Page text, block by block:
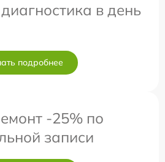
в день
подробнее
-25% по
записи